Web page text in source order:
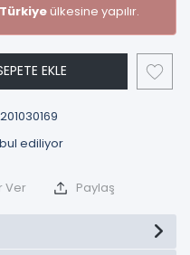
Türkiyeülkesine yapılır.
EKLE
Ver Paylaş